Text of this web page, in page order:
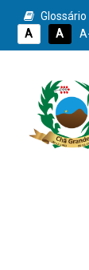
Glossário
A
A